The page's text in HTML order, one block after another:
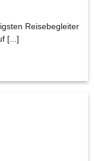
Reisebegleiter
[...]